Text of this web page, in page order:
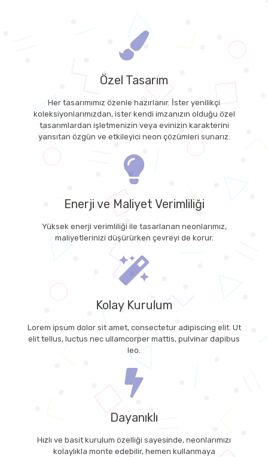
Özel Tasarım
Her tasarımımız özenle hazırlanır. İster yenilikçi
koleksiyonlarımızdan, ister kendi imzanızın olduğu özel
tasarımlardan işletmenizin veya evinizin karakterini
yansıtan özgün ve etkileyici neon çözümleri sunarız.
Enerji ve Maliyet Verimliliği
Yüksek enerji verimliliği ile tasarlanan neonlarımız,
maliyetlerinizi düşürürken çevreyi de korur.
Kolay Kurulum
Lorem ipsum dolor sit amet, consectetur adipiscing elit. Ut
elit tellus, luctus nec ullamcorper mattis, pulvinar dapibus
leo.
Dayanıklı
Hızlı ve basit kurulum özelliği sayesinde, neonlarımızı
kolaylıkla monte edebilir, hemen kullanmaya